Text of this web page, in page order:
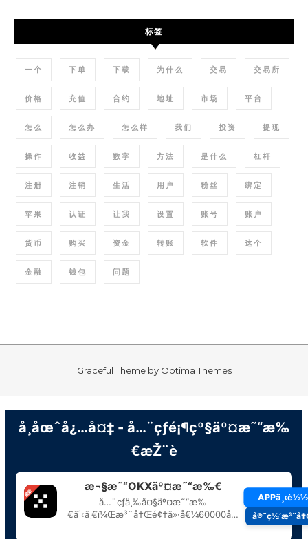
标签
一个 下单 下载 为什么 交易 交易所
价格 充值 合约 地址 市场 平台
怎么 怎么办 怎么样 我们 投资 提现
操作 收益 数字 方法 是什么 杠杆
注册 注销 生活 用户 粉丝 绑定
苹果 认证 让我 设置 账号 账户
货币 购买 资金 转账 软件 这个
金融 钱包 问题
Graceful Theme by Optima Themes